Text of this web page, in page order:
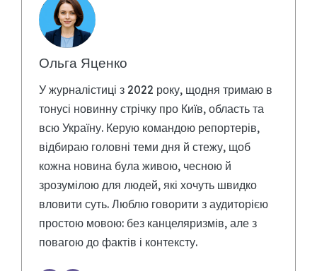
Ольга Яценко
У журналістиці з 2022 року, щодня тримаю в
тонусі новинну стрічку про Київ, область та
всю Україну. Керую командою репортерів,
відбираю головні теми дня й стежу, щоб
кожна новина була живою, чесною й
зрозумілою для людей, які хочуть швидко
вловити суть. Люблю говорити з аудиторією
простою мовою: без канцеляризмів, але з
повагою до фактів і контексту.